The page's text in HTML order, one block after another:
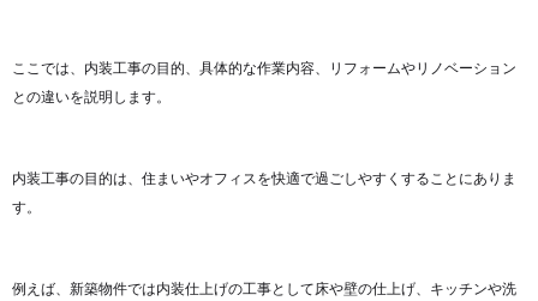
ここでは、内装工事の目的、具体的な作業内容、リフォームやリノベーション
との違いを説明します。
内装工事の目的は、住まいやオフィスを快適で過ごしやすくすることにありま
す。
例えば、新築物件では内装仕上げの工事として床や壁の仕上げ、キッチンや洗